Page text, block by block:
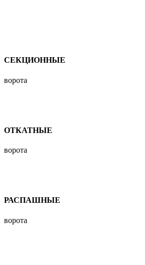
СЕКЦИОННЫЕ
ворота
ОТКАТНЫЕ
ворота
РАСПАШНЫЕ
ворота